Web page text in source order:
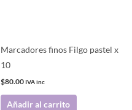
Marcadores finos Filgo pastel x
10
$80.00 IVA inc
Añadir al carrito